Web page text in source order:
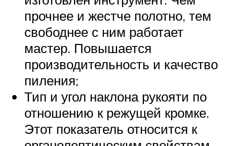
прочнее и жестче полотно, тем
свободнее с ним работает
мастер. Повышается
производительность и качество
пиления;
Тип и угол наклона рукояти по
отношению к режущей кромке.
Этот показатель относится к